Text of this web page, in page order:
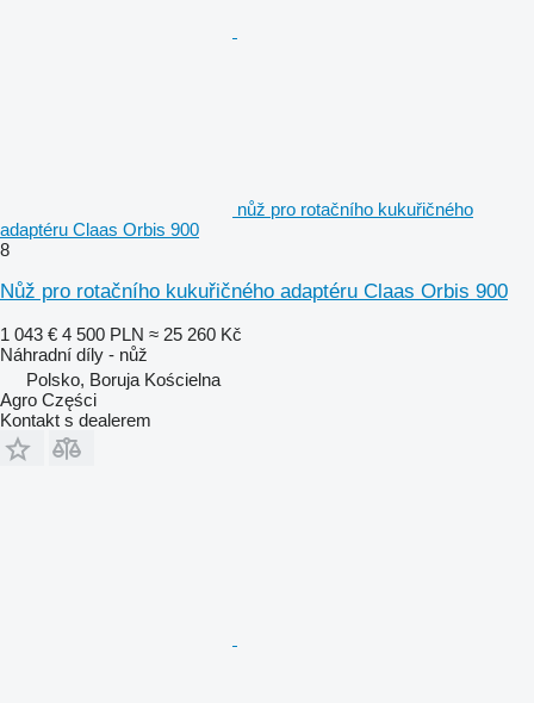
nůž pro rotačního kukuřičného
adaptéru Claas Orbis 900
8
Nůž pro rotačního kukuřičného adaptéru Claas Orbis 900
1 043 € 4 500 PLN ≈ 25 260 Kč
Náhradní díly - nůž
Polsko, Boruja Kościelna
Agro Części
Kontakt s dealerem